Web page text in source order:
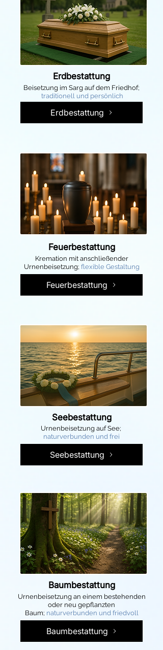
Erdbestattung
Beisetzung im Sarg auf dem Friedhof;
traditionell und persönlich
Erdbestattung
Feuerbestattung
Kremation mit anschließender
Urnenbeisetzung; flexible Gestaltung
Feuerbestattung
Seebestattung
Urnenbeisetzung auf See;
naturverbunden und frei
Seebestattung
Baumbestattung
Urnenbeisetzung an einem bestehenden
oder neu gepflanzten
Baum; naturverbunden und friedvoll
Baumbestattung